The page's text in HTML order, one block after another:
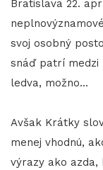
Bratislava 22.
svoj osobný
snáď patrí medzi
ledva, možno...
Avšak Krátky
menej vhodnú,
výrazy ako azda,